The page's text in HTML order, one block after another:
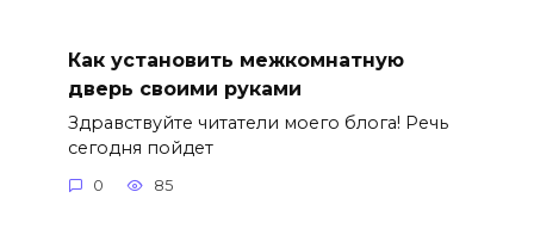
Как установить межкомнатную
дверь своими руками
Здравствуйте читатели моего блога! Речь
сегодня пойдет
0 85